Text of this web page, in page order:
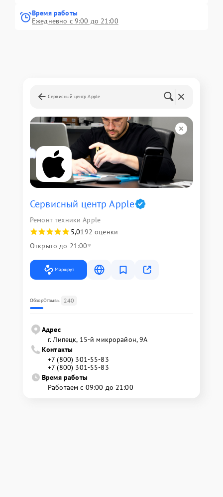
Время работы
Ежедневно с 9:00 до 21:00
Сервисный центр Apple
Сервисный центр Apple
Ремонт техники Apple
5,0192 оценки
Открыто до 21:00
Маршрут
ОбзорОтзывы 240
Адрес
г. Липецк, 15-й микрорайон, 9А
Контакты
+7 (800) 301-55-83
+7 (800) 301-55-83
Время работы
Работаем с 09:00 до 21:00